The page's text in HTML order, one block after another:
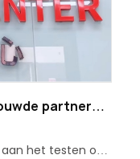
partner
het testen of